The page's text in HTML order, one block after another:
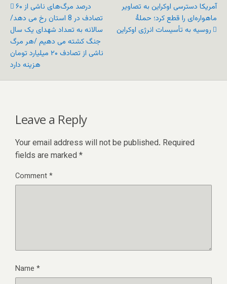
۶۰ درصد مرگ‌های ناشی از
تصادف در 8 استان رخ می دهد/
سالانه به تعداد شهدای یک سال
جنگ کشته می دهیم /هر مرگ
ناشی از تصادف ۲۰ میلیارد تومان
هزینه دارد
آمریکا دسترسی اوکراین به تصاویر
ماهواره‌ای را قطع کرد؛ حملۀ
روسیه به تأسیسات انرژی اوکراین
Leave a Reply
Your email address will not be published. Required
fields are marked *
Comment*
Name *